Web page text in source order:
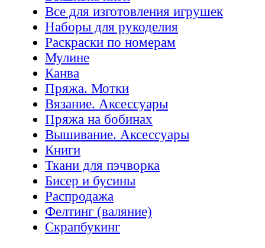
Все для изготовления игрушек
Наборы для рукоделия
Раскраски по номерам
Мулине
Канва
Пряжа. Мотки
Вязание. Аксессуары
Пряжа на бобинах
Вышивание. Аксессуары
Книги
Ткани для пэчворка
Бисер и бусины
Распродажа
Фелтинг (валяние)
Скрапбукинг